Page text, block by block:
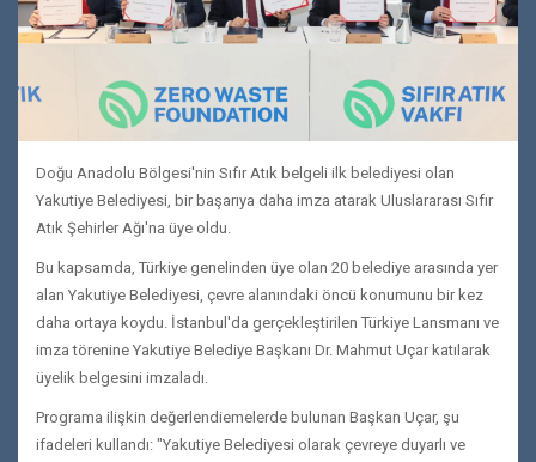
Doğu Anadolu Bölgesi'nin Sıfır Atık belgeli ilk belediyesi olan
Yakutiye Belediyesi, bir başarıya daha imza atarak Uluslararası Sıfır
Atık Şehirler Ağı'na üye oldu.
Bu kapsamda, Türkiye genelinden üye olan 20 belediye arasında yer
alan Yakutiye Belediyesi, çevre alanındaki öncü konumunu bir kez
daha ortaya koydu. İstanbul'da gerçekleştirilen Türkiye Lansmanı ve
imza törenine Yakutiye Belediye Başkanı Dr. Mahmut Uçar katılarak
üyelik belgesini imzaladı.
Programa ilişkin değerlendiemelerde bulunan Başkan Uçar, şu
ifadeleri kullandı: "Yakutiye Belediyesi olarak çevreye duyarlı ve